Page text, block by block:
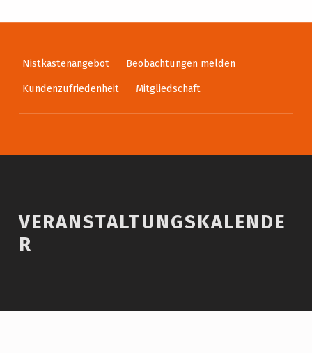
Nistkastenangebot
Beobachtungen melden
Kundenzufriedenheit
Mitgliedschaft
VERANSTALTUNGSKALENDE
R